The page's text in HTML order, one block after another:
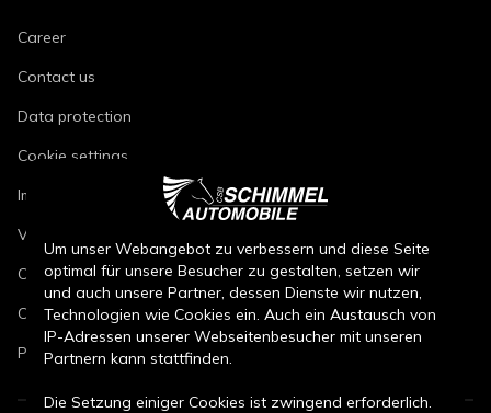
Career
Contact us
Data protection
Cookie settings
Imprint
Vehicle repair conditions
Conditions of sale for new cars
Conditions of sale for used cars
Parts sales conditions
Um unser Webangebot zu verbessern und diese Seite
optimal für unsere Besucher zu gestalten, setzen wir
und auch unsere Partner, dessen Dienste wir nutzen,
Technologien wie Cookies ein. Auch ein Austausch von
IP-Adressen unserer Webseitenbesucher mit unseren
Partnern kann stattfinden.
Die Setzung einiger Cookies ist zwingend erforderlich.